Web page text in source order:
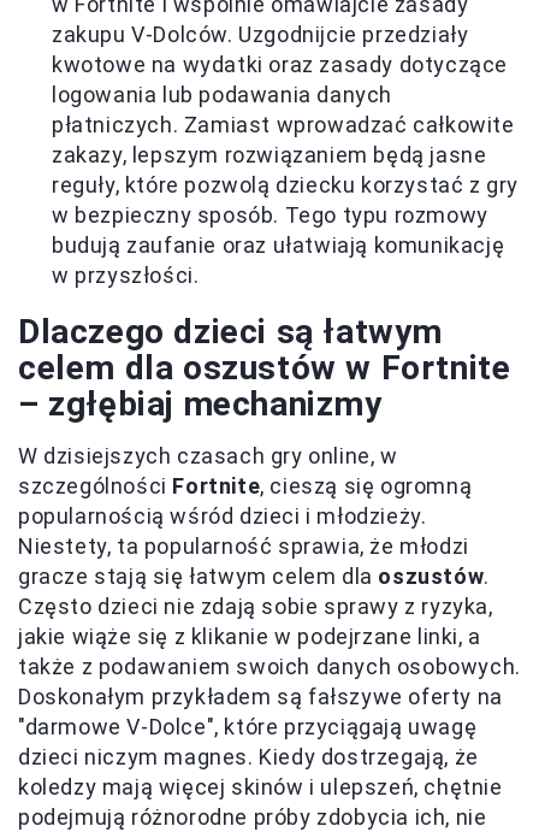
zakupu V-Dolców. Uzgodnijcie przedziały
kwotowe na wydatki oraz zasady dotyczące
logowania lub podawania danych
płatniczych. Zamiast wprowadzać całkowite
zakazy, lepszym rozwiązaniem będą jasne
reguły, które pozwolą dziecku korzystać z gry
w bezpieczny sposób. Tego typu rozmowy
budują zaufanie oraz ułatwiają komunikację
w przyszłości.
Dlaczego dzieci są łatwym
celem dla oszustów w Fortnite
– zgłębiaj mechanizmy
W dzisiejszych czasach gry online, w
szczególności Fortnite, cieszą się ogromną
popularnością wśród dzieci i młodzieży.
Niestety, ta popularność sprawia, że młodzi
gracze stają się łatwym celem dla oszustów.
Często dzieci nie zdają sobie sprawy z ryzyka,
jakie wiąże się z klikanie w podejrzane linki, a
także z podawaniem swoich danych osobowych.
Doskonałym przykładem są fałszywe oferty na
"darmowe V-Dolce", które przyciągają uwagę
dzieci niczym magnes. Kiedy dostrzegają, że
koledzy mają więcej skinów i ulepszeń, chętnie
podejmują różnorodne próby zdobycia ich, nie